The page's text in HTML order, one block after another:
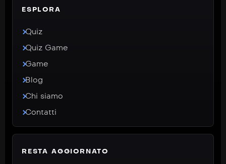
ESPLORA
Quiz
Quiz Game
Game
Blog
Chi siamo
Contatti
RESTA AGGIORNATO